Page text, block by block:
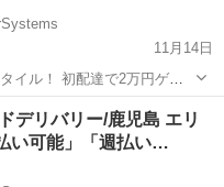
11月14日
2万円ゲッ
気軽にお問い合わせくださ
出来高制
デリバリー/鹿児島 エリ
い可能」「週払い…